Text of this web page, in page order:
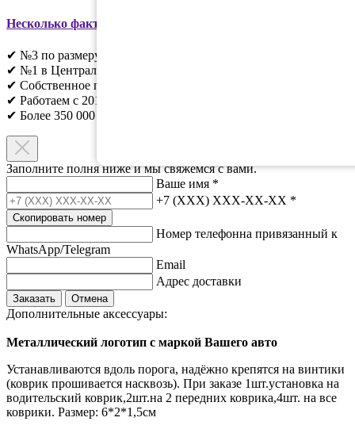
Несколько фактов о EVADROM
✔ №3 по размеру в России;
✔ №1 в Центральном регионе;
✔ Собственное производство;
✔ Работаем с 2010г;
✔ Более 350 000 клиентов;​
Заполните полня ниже и мы свяжемся с вами.
Ваше имя *
+7 (XXX) XXX-XX-XX *
Скопировать номер
Номер телефонна привязанный к
WhatsApp/Telegram
Email
Адрес доставки
Заказать Отмена
Дополнительные аксессуары:
Металлический логотип с маркой Вашего авто
Устанавливаются вдоль порога, надёжно крепятся на винтики
(коврик прошивается насквозь). При заказе 1шт.установка на
водительский коврик,2шт.на 2 передних коврика,4шт. на все
коврики. Размер: 6*2*1,5см